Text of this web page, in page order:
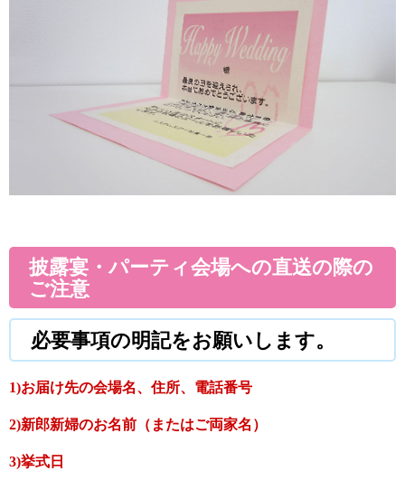
披露宴・パーティ会場への直送の際の
ご注意
必要事項の明記をお願いします。
1)お届け先の会場名、住所、電話番号
2)新郎新婦のお名前（またはご両家名）
3)挙式日